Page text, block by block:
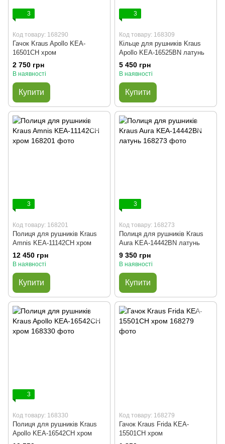
3
Код товару: 168290
Гачок Kraus Apollo KEA-
16501CH хром
2 750 грн
В наявності
Купити
3
Код товару: 168309
Кільце для рушників Kraus
Apollo KEA-16525BN латунь
5 450 грн
В наявності
Купити
3
Код товару: 168201
Полиця для рушників Kraus
Amnis KEA-11142CH хром
12 450 грн
В наявності
Купити
3
Код товару: 168273
Полиця для рушників Kraus
Aura KEA-14442BN латунь
9 350 грн
В наявності
Купити
3
Код товару: 168330
Полиця для рушників Kraus
Apollo KEA-16542CH хром
Код товару: 168279
Гачок Kraus Frida KEA-
15501CH хром